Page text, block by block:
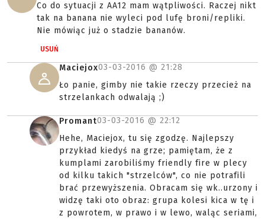
Co do sytuacji z AA12 mam wątpliwości. Raczej nikt
tak na banana nie wyleci pod lufę broni/repliki.
Nie mówiąc już o stadzie bananów.
USUŃ
Maciejox03-03-2016 @ 21:28
Ło panie, gimby nie takie rzeczy przecież na
strzelankach odwalają ;)
Promant03-03-2016 @ 22:12
Hehe, Maciejox, tu się zgodzę. Najlepszy
przykład kiedyś na grze; pamiętam, że z
kumplami zarobiliśmy friendly fire w plecy
od kilku takich "strzelców", co nie potrafili
brać przewyższenia. Obracam się wk..urzony i
widzę taki oto obraz: grupa kolesi kica w tę i
z powrotem, w prawo i w lewo, waląc seriami,